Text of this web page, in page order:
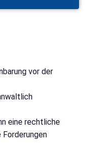
vor der
eine rechtliche